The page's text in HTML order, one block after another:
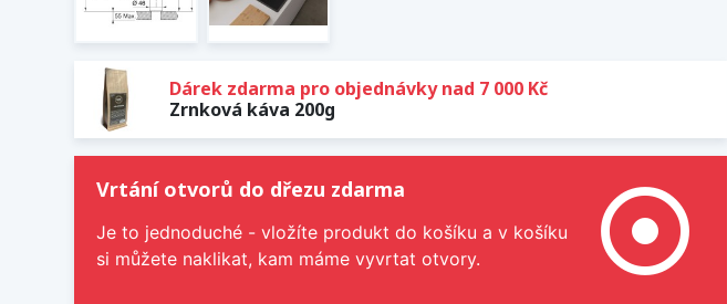
Dárek zdarma pro objednávky nad 7 000 Kč
Zrnková káva 200g
Vrtání otvorů do dřezu zdarma
Je to jednoduché - vložíte produkt do košíku a v košíku
si můžete naklikat, kam máme vyvrtat otvory.
adjust